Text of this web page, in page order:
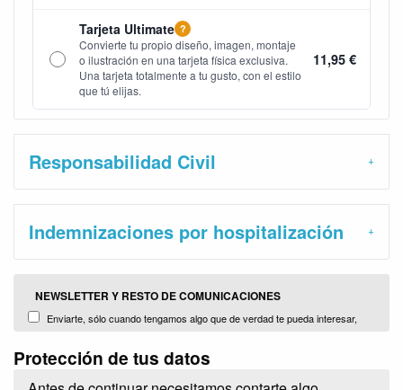
Tarjeta Ultimate ?
Convierte tu propio diseño, imagen, montaje
o ilustración en una tarjeta física exclusiva.
Una tarjeta totalmente a tu gusto, con el estilo
que tú elijas.
11,95 €
Responsabilidad Civil
Indemnizaciones por hospitalización
NEWSLETTER Y RESTO DE COMUNICACIONES
Enviarte, sólo cuando tengamos algo que de verdad te pueda interesar,
y servicios o de terceros comercializados y distribuidos por nosotors (Plug
Protección de tus datos